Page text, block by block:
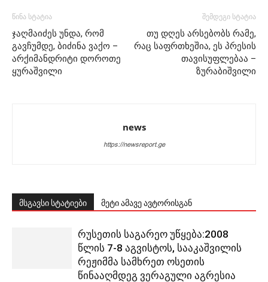
წინა სტატია
ჯაღმაიძეს უნდა, რომ
გავჩუმდე, ბიძინა ვაქო –
არქიმანდრიტი დოროთე
ყურაშვილი
შემდეგი სტატია
თუ დღეს არსებობს რამე,
რაც საფრთხეშია, ეს პრესის
თავისუფლებაა –
ზურაბიშვილი
news
https://newsreport.ge
მსგავსი სტატიები მეტი ამავე ავტორისგან
რუსეთის საგარეო უწყება:2008
წლის 7-8 აგვისტოს, სააკაშვილის
რეჟიმმა სამხრეთ ოსეთის
წინააღმდეგ ვერაგული აგრესია